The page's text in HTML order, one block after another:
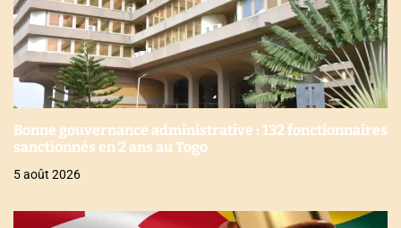
Bonne gouvernance administrative : 132 fonctionnaires
sanctionnés en 2 ans au Togo
5 août 2026